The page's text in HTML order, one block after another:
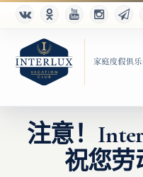
俱乐部
注意！
祝您劳